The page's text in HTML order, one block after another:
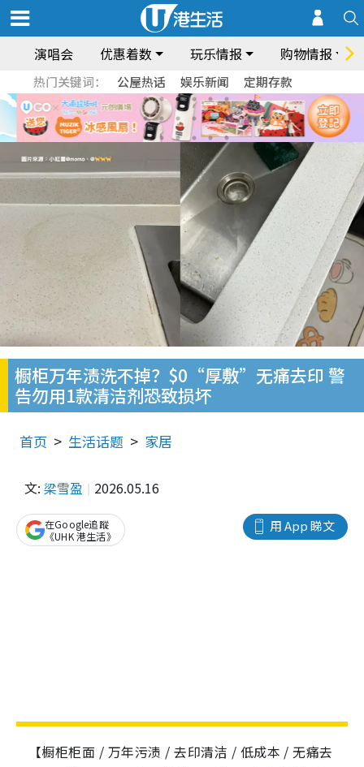
演唱会 优惠着数 玩乐情报 购物情报
热门关键词： 公屋热话 娱乐新闻 定期存款
橱柜万年渍洗不掉？$0“厚敷”无痛去印 警
告勿用1款清洁剂恐致损坏
首页 生活话题 家居
文: 梁雪盈 2026.05.16
用 App 睇文
在Google追蹤
《UHK 港生活》
【橱柜柜面 / 万年污渍 / 去印清洁 / 低成本 / 无痛去